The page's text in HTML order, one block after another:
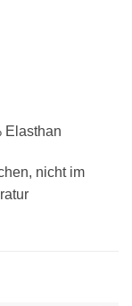
Elasthan
nicht im